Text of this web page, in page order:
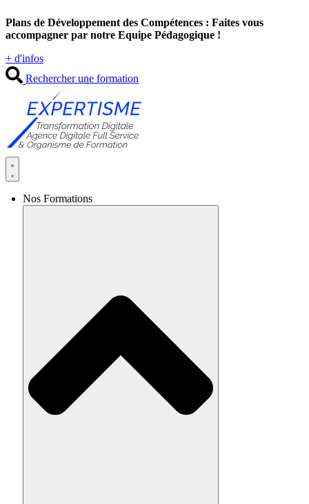
au
contenu
Plans de Développement des Compétences : Faites vous
accompagner par notre Equipe Pédagogique !
+ d'infos
Rechercher une formation
Nos Formations